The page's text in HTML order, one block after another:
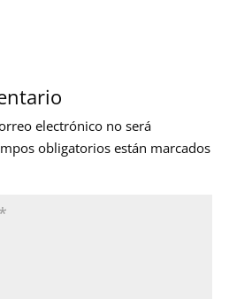
electrónico no será
obligatorios están marcados